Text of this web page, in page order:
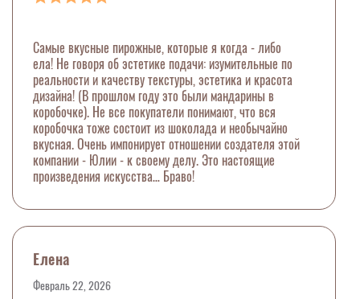
Самые вкусные пирожные, которые я когда - либо
ела! Не говоря об эстетике подачи: изумительные по
реальности и качеству текстуры, эстетика и красота
дизайна! (В прошлом году это были мандарины в
коробочке). Не все покупатели понимают, что вся
коробочка тоже состоит из шоколада и необычайно
вкусная. Очень импонирует отношении создателя этой
компании - Юлии - к своему делу. Это настоящие
произведения искусства… Браво!
Елена
Февраль 22, 2026